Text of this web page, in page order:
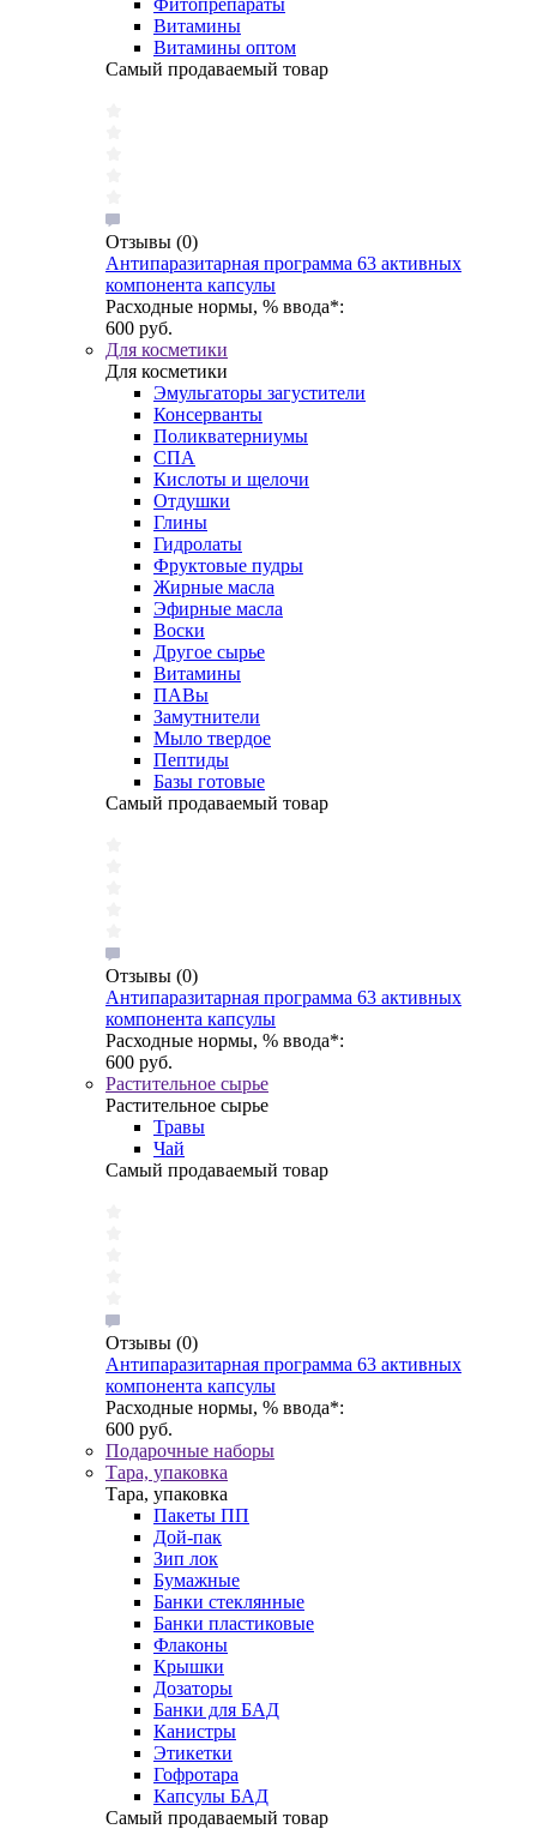
Фитопрепараты
Витамины
Витамины оптом
Самый продаваемый товар
Отзывы (0)
Антипаразитарная программа 63 активных
компонента капсулы
Расходные нормы, % ввода*:
600 руб.
Для косметики
Для косметики
Эмульгаторы загустители
Консерванты
Поликватерниумы
CПА
Кислоты и щелочи
Отдушки
Глины
Гидролаты
Фруктовые пудры
Жирные масла
Эфирные масла
Воски
Другое сырье
Витамины
ПАВы
Замутнители
Мыло твердое
Пептиды
Базы готовые
Самый продаваемый товар
Отзывы (0)
Антипаразитарная программа 63 активных
компонента капсулы
Расходные нормы, % ввода*:
600 руб.
Растительное сырье
Растительное сырье
Травы
Чай
Самый продаваемый товар
Отзывы (0)
Антипаразитарная программа 63 активных
компонента капсулы
Расходные нормы, % ввода*:
600 руб.
Подарочные наборы
Тара, упаковка
Тара, упаковка
Пакеты ПП
Дой-пак
Зип лок
Бумажные
Банки стеклянные
Банки пластиковые
Флаконы
Крышки
Дозаторы
Банки для БАД
Канистры
Этикетки
Гофротара
Капсулы БАД
Самый продаваемый товар